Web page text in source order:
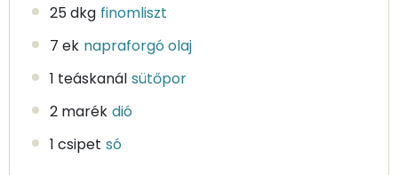
25 dkg finomliszt
7 ek napraforgó olaj
1 teáskanál sütőpor
2 marék dió
1 csipet só